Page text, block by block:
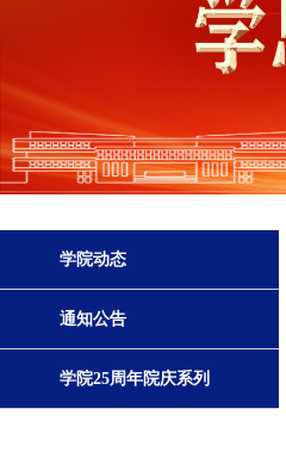
学院动态
通知公告
学院25周年院庆系列